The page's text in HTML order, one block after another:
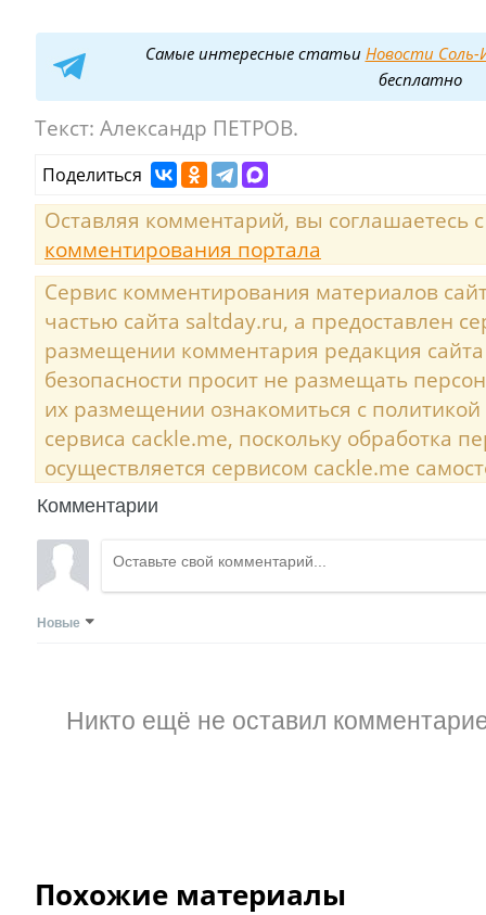
Самые интересные статьи Новости Соль-
бесплатно
Текст: Александр ПЕТРОВ.
Поделиться
Оставляя комментарий, вы соглашаетесь
комментирования портала
Сервис комментирования материалов
частью сайта saltday.ru, а предоставлен
размещении комментария редакция
безопасности просит не размещать
их размещении ознакомиться с
сервиса cackle.me, поскольку обработка
осуществляется сервисом cackle.me
Комментарии
Новые
Никто ещё не оставил
Похожие материалы